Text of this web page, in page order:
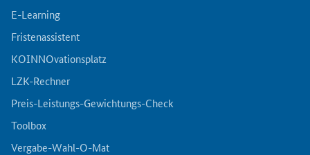
E-Learning
Fristenassistent
KOINNOvationsplatz
LZK-Rechner
Preis-Leistungs-Gewichtungs-Check
Toolbox
Vergabe-Wahl-O-Mat